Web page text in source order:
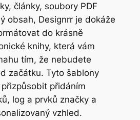
články, soubory PDF
obsah, Designrr je dokáže
do krásně
knihy, která vám
tím, že nebudete
začátku. Tyto šablony
přidáním
log a prvků značky a
vzhled.